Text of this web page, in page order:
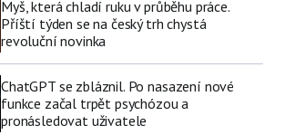
Myš, která chladí ruku v průběhu práce.
Příští týden se na český trh chystá
revoluční novinka
ChatGPT se zbláznil. Po nasazení nové
funkce začal trpět psychózou a
pronásledovat uživatele